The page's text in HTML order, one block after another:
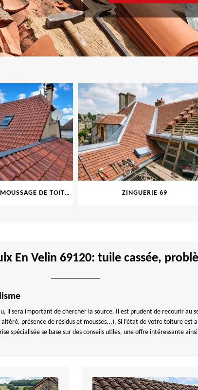
NETTOYAGE ET DÉMOUSSAGE DE TOITURE ET FAÇADE 69 ZINGUERIE 69
En Velin 69120: tuile cassée,
il sera important de chercher la source. Il est prudent de recourir au
présence de résidus et mousses...). Si l’état de votre toiture est
spécialisée se base sur des conseils utiles, une offre intéressante